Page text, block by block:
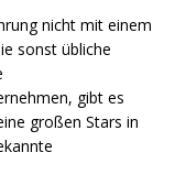
nicht mit einem
sonst übliche
gibt es
großen Stars in